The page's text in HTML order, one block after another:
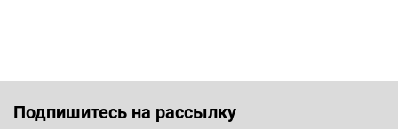
Подпишитесь на рассылку